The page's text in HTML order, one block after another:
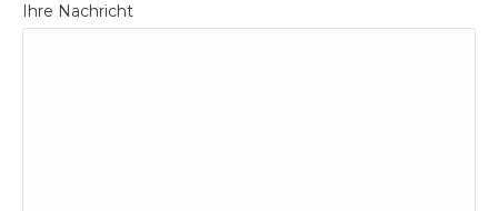
Ihre Nachricht